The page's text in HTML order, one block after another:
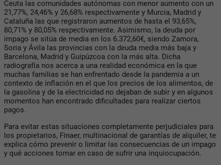
Ceuta las comunidades autónomas con menor aumento con un
21,77%, 24,46% y 26,68% respectivamente y Murcia, Madrid y
Cataluña las que registraron aumentos de hasta el 93,65%,
80,71% y 80,05% respectivamente. Asimismo, la deuda por
impago se sitúa de media en los 6.372,60€, siendo Zamora,
Soria y Ávila las provincias con la deuda media más baja y
Barcelona, Madrid y Guipúzcoa con la más alta. Dicha
radiografía nos acerca a una realidad económica en la que
muchas familias se han enfrentado desde la pandemia a un
contexto de inflación en el que los precios de los alimentos, de
la gasolina y de la electricidad no dejaban de subir y en algunos
momentos han encontrado dificultades para realizar ciertos
pagos.
Para evitar estas situaciones completamente perjudiciales para
los propietarios, Finaer, multinacional de garantías de alquiler, te
explica cómo prevenir o limitar las consecuencias de un impago
y qué acciones tomar en caso de sufrir una inquiocupación.